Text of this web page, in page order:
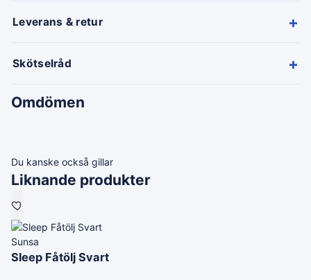
Leverans & retur +
Skötselråd +
Omdömen
Du kanske också gillar
Liknande produkter
Sunsa
Sleep Fåtölj Svart